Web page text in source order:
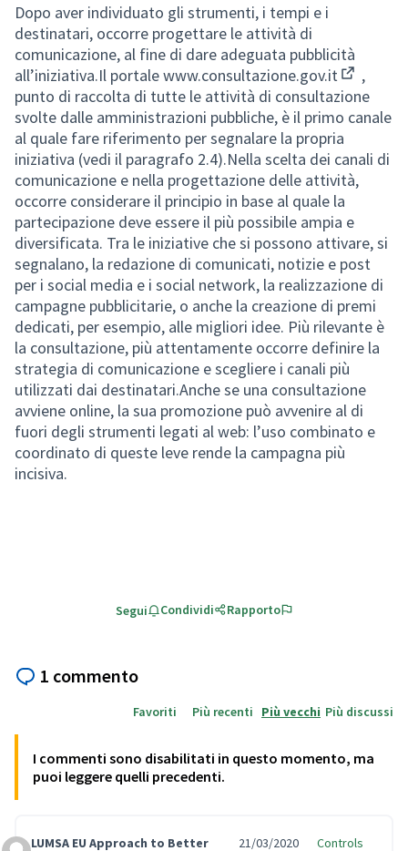
Dopo aver individuato gli strumenti, i tempi e i
destinatari, occorre progettare le attività di
comunicazione, al fine di dare adeguata pubblicità
all’iniziativa.Il portalewww.consultazione.gov.it
,
punto di raccolta di tutte le attività di consultazione
svolte dalle amministrazioni pubbliche, è il primo canale
al quale fare riferimento per segnalare la propria
iniziativa (vedi il paragrafo 2.4).Nella scelta dei canali di
comunicazione e nella progettazione delle attività,
occorre considerare il principio in base al quale la
partecipazione deve essere il più possibile ampia e
diversificata. Tra le iniziative che si possono attivare, si
segnalano, la redazione di comunicati, notizie e post
per i social media e i social network, la realizzazione di
campagne pubblicitarie, o anche la creazione di premi
dedicati, per esempio, alle migliori idee. Più rilevante è
la consultazione, più attentamente occorre definire la
strategia di comunicazione e scegliere i canali più
utilizzati dai destinatari.Anche se una consultazione
avviene online, la sua promozione può avvenire al di
fuori degli strumenti legati al web: l’uso combinato e
coordinato di queste leve rende la campagna più
incisiva.
Segui Condividi Rapporto
1 commento
Favoriti Più recenti Più vecchi Più discussi
I commenti sono disabilitati in questo momento, ma
puoi leggere quelli precedenti.
LUMSA EU Approach to Better 21/03/2020 Controls